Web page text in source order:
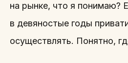
на рынке, что я понимаю?
в девяностые годы
осуществлять. Понятно,